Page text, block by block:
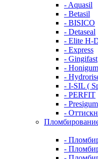
- Aquasil
- Betasil
- BISICO
- Detaseal
- Elite H-
- Express
- Gingifast
- Honigum
-
- I-SIL (
- PERFIT
- Presigum
-
-
-